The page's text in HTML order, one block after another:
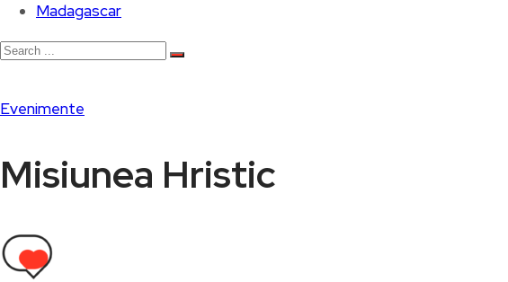
Madagascar
Evenimente
Misiunea Hristic